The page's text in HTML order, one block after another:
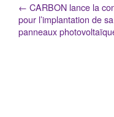
← CARBON lance la
pour l’implantation de
panneaux